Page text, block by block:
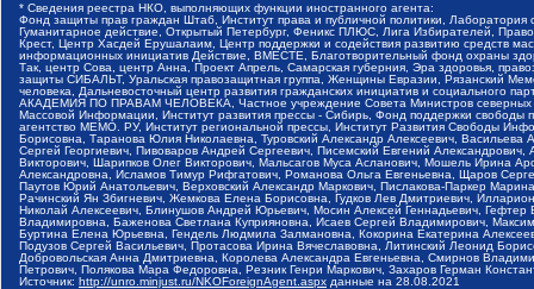
* Сведения реестра НКО, выполняющих функции иностранного агента:
Фонд защиты прав граждан Штаб, Институт права и публичной политики,
Гуманитарное действие, Открытый Петербург, Феникс ПЛЮС, Лига Избирателей,
Крест, Центр Хасдей Ерушалаим, Центр поддержки и содействия развитию средств
информационных инициатив Действие, ВМЕСТЕ, Благотворительный фонд охраны
Так, центр Сова, центр Анна, Проект Апрель, Самарская губерния, Эра здоровья,
защиты СИБАЛЬТ, Уральская правозащитная группа, Женщины Евразии, Рязанский
человека, Дальневосточный центр развития гражданских инициатив и социального
АКАДЕМИЯ ПО ПРАВАМ ЧЕЛОВЕКА, Частное учреждение Совета Министров северных
Массовой Информации, Институт развития прессы - Сибирь, Фонд поддержки
агентство МЕМО. РУ, Институт региональной прессы, Институт Развития Свободы
Борисовна, Таранова Юлия Николаевна, Туровский Александр Алексеевич,
Сергей Георгиевич, Пивоваров Андрей Сергеевич, Писемский Евгений
Викторович, Шарипков Олег Викторович, Мальсагов Муса Асланович, Мошель Ирина
Александровна, Исламов Тимур Рифгатович, Романова Ольга Евгеньевна, Щаров
Паутов Юрий Анатольевич, Верховский Александр Маркович, Пислакова-Паркер
Рачинский Ян Збигневич, Жемкова Елена Борисовна, Гудков Лев Дмитриевич,
Николай Алексеевич, Блинушов Андрей Юрьевич, Мосин Алексей Геннадьевич,
Владимировна, Баженова Светлана Куприяновна, Исаев Сергей Владимирович,
Буртина Елена Юрьевна, Гендель Людмила Залмановна, Кокорина Екатерина
Подузов Сергей Васильевич, Протасова Ирина Вячеславовна, Литинский Леонид
Добровольская Анна Дмитриевна, Королева Александра Евгеньевна, Смирнов
Петрович, Полякова Мара Федоровна, Резник Генри Маркович, Захаров Герман
Источник: http://unro.minjust.ru/NKOForeignAgent.aspx данные на 28.08.2021